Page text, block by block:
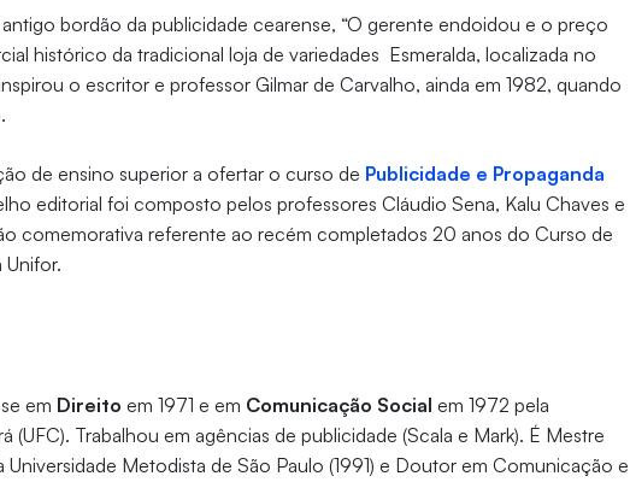
bordão da publicidade cearense, “O gerente endoidou e o preço
histórico da tradicional loja de variedades Esmeralda, localizada no
o escritor e professor Gilmar de Carvalho, ainda em 1982, quando
de ensino superior a ofertar o curso de Publicidade e Propaganda
editorial foi composto pelos professores Cláudio Sena, Kalu Chaves e
comemorativa referente ao recém completados 20 anos do Curso de
Unifor.
em Direito em 1971 e em Comunicação Social em 1972 pela
(UFC). Trabalhou em agências de publicidade (Scala e Mark). É Mestre
Metodista de São Paulo (1991) e Doutor em Comunicação e